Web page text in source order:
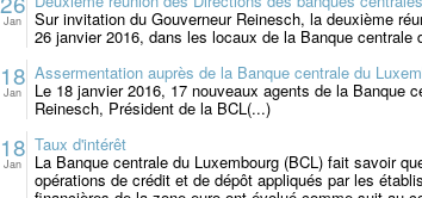
Jan Sur invitation du Gouverneur Reinesch, la deuxième
26 janvier 2016, dans les locaux de la Banque centrale
18
Jan
Assermentation auprès de la Banque centrale du
Le 18 janvier 2016, 17 nouveaux agents de la Banque
Reinesch, Président de la BCL(...)
18
Jan
Taux d'intérêt
La Banque centrale du Luxembourg (BCL) fait savoir
opérations de crédit et de dépôt appliqués par les